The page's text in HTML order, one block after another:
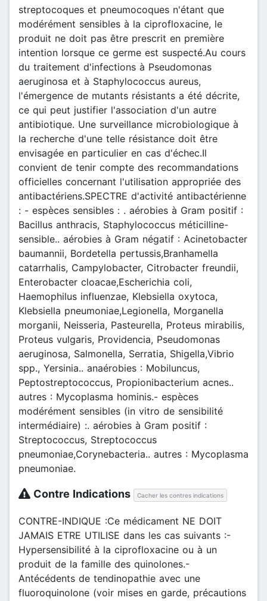
streptocoques et pneumocoques n'étant que
modérément sensibles à la ciprofloxacine, le
produit ne doit pas être prescrit en première
intention lorsque ce germe est suspecté.Au cours
du traitement d'infections à Pseudomonas
aeruginosa et à Staphylococcus aureus,
l'émergence de mutants résistants a été décrite,
ce qui peut justifier l'association d'un autre
antibiotique. Une surveillance microbiologique à
la recherche d'une telle résistance doit être
envisagée en particulier en cas d'échec.Il
convient de tenir compte des recommandations
officielles concernant l'utilisation appropriée des
antibactériens.SPECTRE d'activité antibactérienne
: - espèces sensibles : . aérobies à Gram positif :
Bacillus anthracis, Staphylococcus méticilline-
sensible.. aérobies à Gram négatif : Acinetobacter
baumannii, Bordetella pertussis,Branhamella
catarrhalis, Campylobacter, Citrobacter freundii,
Enterobacter cloacae,Escherichia coli,
Haemophilus influenzae, Klebsiella oxytoca,
Klebsiella pneumoniae,Legionella, Morganella
morganii, Neisseria, Pasteurella, Proteus mirabilis,
Proteus vulgaris, Providencia, Pseudomonas
aeruginosa, Salmonella, Serratia, Shigella,Vibrio
spp., Yersinia.. anaérobies : Mobiluncus,
Peptostreptococcus, Propionibacterium acnes..
autres : Mycoplasma hominis.- espèces
modérément sensibles (in vitro de sensibilité
intermédiaire) :. aérobies à Gram positif :
Streptococcus, Streptococcus
pneumoniae,Corynebacteria.. autres : Mycoplasma
pneumoniae.
Contre Indications Cacher les contres indications
CONTRE-INDIQUE :Ce médicament NE DOIT
JAMAIS ETRE UTILISE dans les cas suivants :-
Hypersensibilité à la ciprofloxacine ou à un
produit de la famille des quinolones.-
Antécédents de tendinopathie avec une
fluoroquinolone (voir mises en garde, précautions